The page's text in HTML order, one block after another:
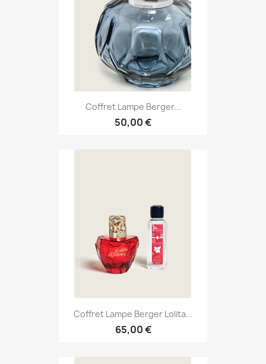
Coffret Lampe Berger...
50,00 €
Coffret Lampe Berger Lolita...
65,00 €